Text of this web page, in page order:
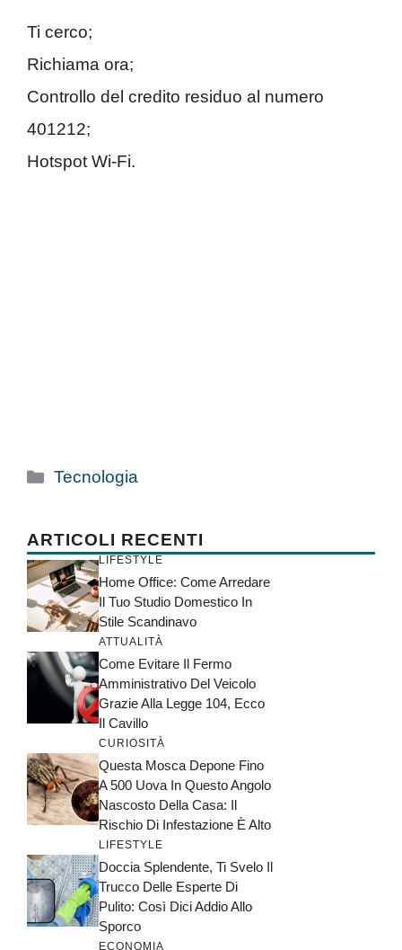
Ti cerco;
Richiama ora;
Controllo del credito residuo al numero
401212;
Hotspot Wi-Fi.
Categorie
Tecnologia
ARTICOLI RECENTI
LIFESTYLE
Home Office: Come Arredare
Il Tuo Studio Domestico In
Stile Scandinavo
ATTUALITÀ
Come Evitare Il Fermo
Amministrativo Del Veicolo
Grazie Alla Legge 104, Ecco
Il Cavillo
CURIOSITÀ
Questa Mosca Depone Fino
A 500 Uova In Questo Angolo
Nascosto Della Casa: Il
Rischio Di Infestazione È Alto
LIFESTYLE
Doccia Splendente, Ti Svelo Il
Trucco Delle Esperte Di
Pulito: Così Dici Addio Allo
Sporco
ECONOMIA